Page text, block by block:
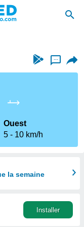
...
Ouest
5
10 km/h
la semaine
Installer